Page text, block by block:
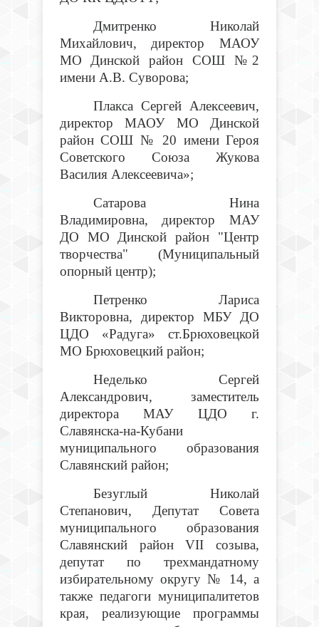
Дмитренко Николай
Михайлович, директор МАОУ
МО Динской район СОШ №2
имени А.В. Суворова;
Плакса Сергей Алексеевич,
директор МАОУ МО Динской
район СОШ № 20 имени Героя
Советского Союза Жукова
Василия Алексеевича»;
Сатарова Нина
Владимировна, директор МАУ
ДО МО Динской район "Центр
творчества" (Муниципальный
опорный центр);
Петренко Лариса
Викторовна, директор МБУ ДО
ЦДО «Радуга» ст.Брюховецкой
МО Брюховецкий район;
Неделько Сергей
Александрович, заместитель
директора МАУ ЦДО г.
Славянска-на-Кубани
муниципального образования
Славянский район;
Безуглый Николай
Степанович, Депутат Совета
муниципального образования
Славянский район VII созыва,
депутат по трехмандатному
избирательному округу № 14, а
также педагоги муниципалитетов
края, реализующие программы